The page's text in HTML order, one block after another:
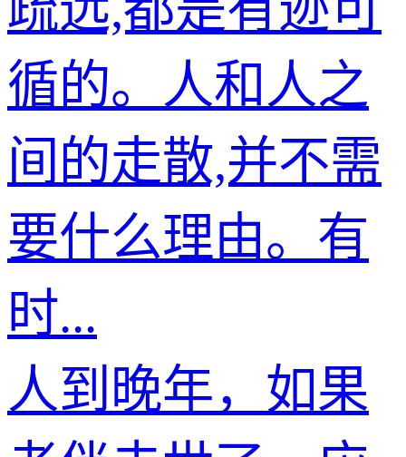
循的。人和人之
间的走散,并不需
要什么理由。有
时...
人到晚年，如果